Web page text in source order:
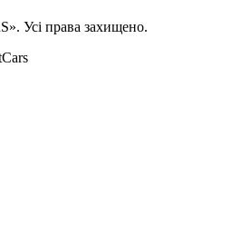
Усі права захищено.